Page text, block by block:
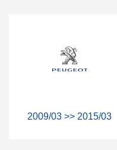
2009/03 >> 2015/03